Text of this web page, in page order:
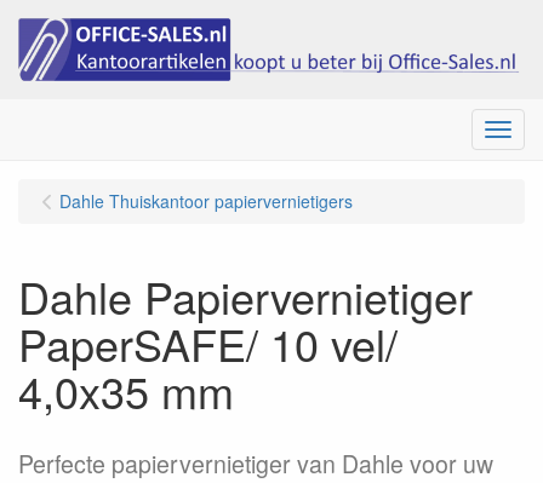
Menu
Dahle Thuiskantoor papiervernietigers
Dahle Papiervernietiger
PaperSAFE/ 10 vel/
4,0x35 mm
Perfecte papiervernietiger van Dahle voor uw